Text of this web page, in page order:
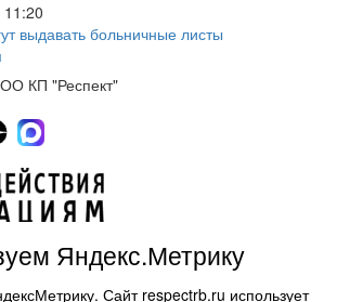
выдавать больничные листы
КП "Респект"
Яндекс.Метрику
Сайт respectrb.ru использует